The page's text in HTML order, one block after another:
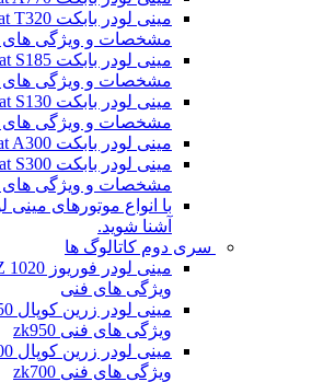
مشخصات و ویژگی های
مشخصات و ویژگی های
مشخصات و ویژگی های
مینی لودر بابکت Bobcat A300
مشخصات و ویژگی های
با انواع موتورهای مینی
آشنا شوید.
سری دوم کاتالوگ ها
ویژگی های فنی
ویژگی های فنی zk950
ویژگی های فنی zk700